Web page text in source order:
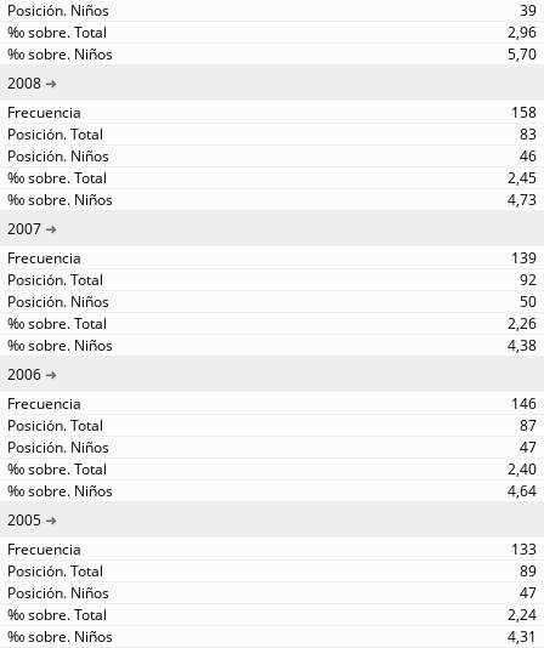
39
2,96
5,70
2008
158
83
46
2,45
4,73
2007
139
92
50
2,26
4,38
2006
146
87
47
2,40
4,64
2005
133
89
47
2,24
4,31